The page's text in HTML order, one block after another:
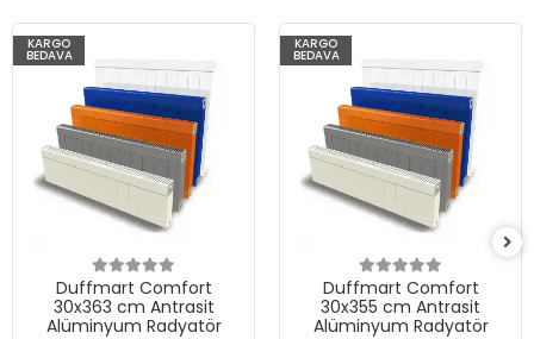
KARGO
BEDAVA
Duffmart Comfort
30x363 cm Antrasit
Alüminyum Radyatör
KARGO
BEDAVA
Duffmart Comfort
30x355 cm Antrasit
Alüminyum Radyatör